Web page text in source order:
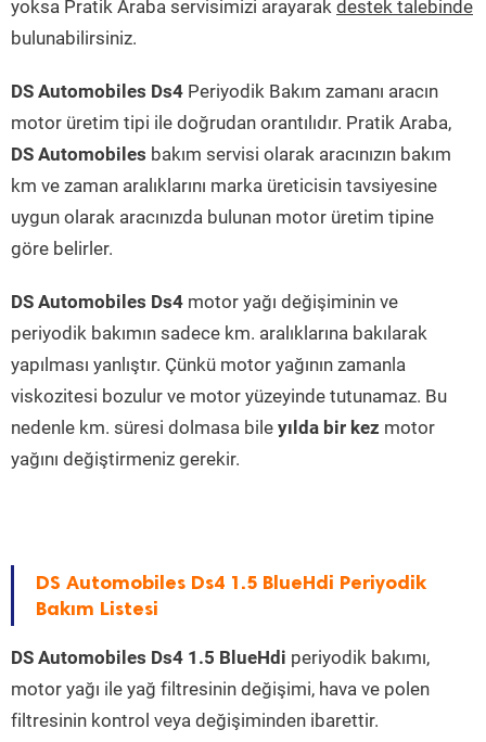
yoksa Pratik Araba servisimizi arayarak destek talebinde
bulunabilirsiniz.
DS Automobiles Ds4 Periyodik Bakım zamanı aracın
motor üretim tipi ile doğrudan orantılıdır. Pratik Araba,
DS Automobiles bakım servisi olarak aracınızın bakım
km ve zaman aralıklarını marka üreticisin tavsiyesine
uygun olarak aracınızda bulunan motor üretim tipine
göre belirler.
DS Automobiles Ds4 motor yağı değişiminin ve
periyodik bakımın sadece km. aralıklarına bakılarak
yapılması yanlıştır. Çünkü motor yağının zamanla
viskozitesi bozulur ve motor yüzeyinde tutunamaz. Bu
nedenle km. süresi dolmasa bile yılda bir kez motor
yağını değiştirmeniz gerekir.
DS Automobiles Ds4 1.5 BlueHdi Periyodik
Bakım Listesi
DS Automobiles Ds4 1.5 BlueHdi periyodik bakımı,
motor yağı ile yağ filtresinin değişimi, hava ve polen
filtresinin kontrol veya değişiminden ibarettir.